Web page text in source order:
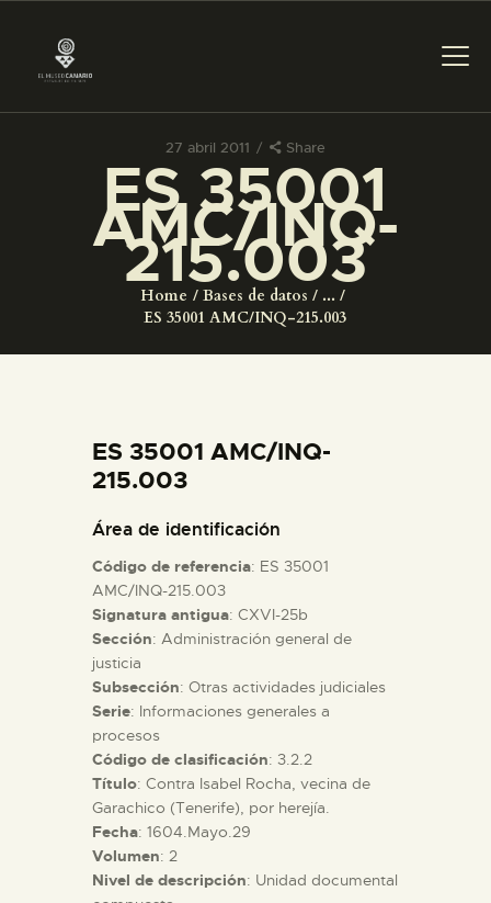
27 abril 2011 Share
ES 35001
AMC/INQ-
215.003
Home Bases de datos
...
ES 35001 AMC/INQ-215.003
PREPARAR LA VISITA
ACTIVIDADES
COLECCIONES
ESPAÑOL
PREPARAR LA VISITA
ACTIVIDADES
█
EL MUSEO
ES 35001 AMC/INQ-
215.003
Área de identificación
Código de referencia: ES 35001
AMC/INQ-215.003
Signatura antigua: CXVI-25b
Sección: Administración general de
justicia
Subsección: Otras actividades judiciales
Serie: Informaciones generales a
procesos
Código de clasificación: 3.2.2
Título: Contra Isabel Rocha, vecina de
Garachico (Tenerife), por herejía.
Fecha: 1604.Mayo.29
Volumen: 2
Nivel de descripción: Unidad documental